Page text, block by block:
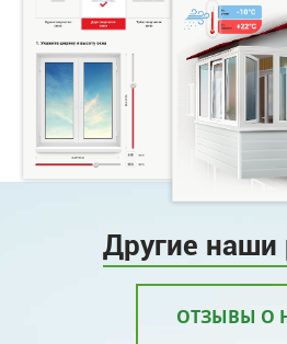
Другие наши
ОТЗЫВЫ О